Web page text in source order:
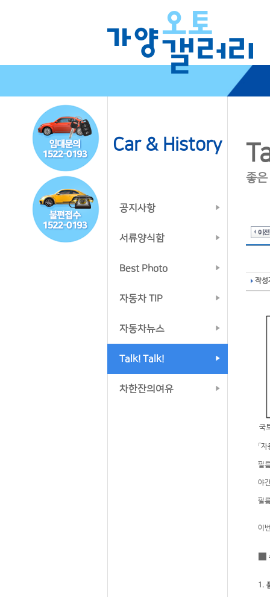
Car & History
공지사항
서류양식함
Best Photo
자동차 TIP
자동차뉴스
Talk! Talk!
차한잔의여유
좋
작성
국
「
필
야
필
이
■
1.